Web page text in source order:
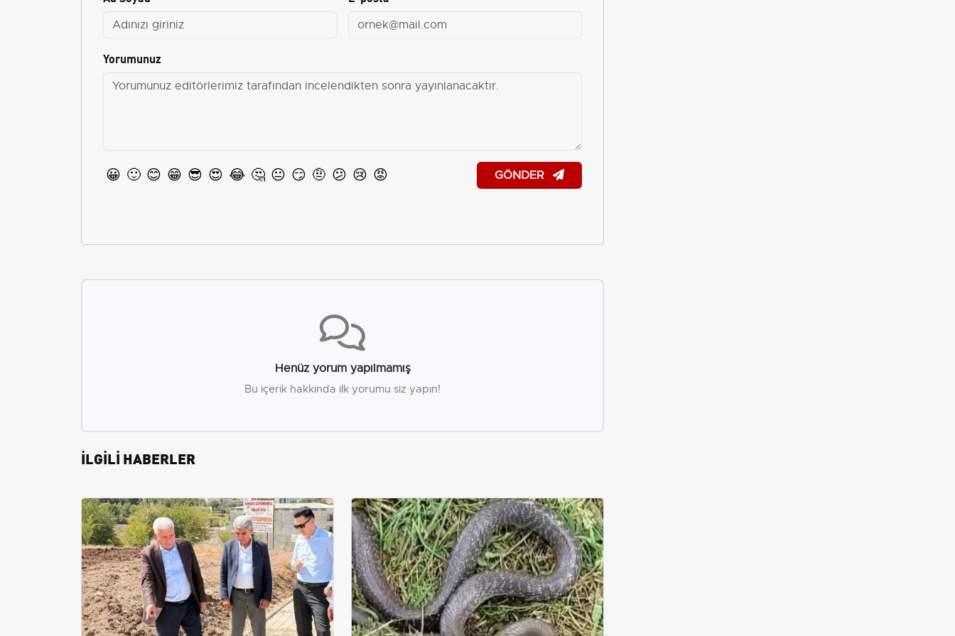
Yorumunuz
😀 🙂 😊 😁 😎 😍 😂 🤔 😐 😏 🤨 😕 😢 😡 GÖNDER
Henüz yorum yapılmamış
Bu içerik hakkında ilk yorumu siz yapın!
İLGİLİ HABERLER